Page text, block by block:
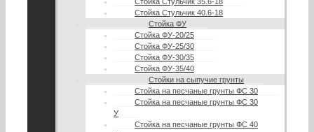
Стойка Стульчик 40.6-18
Стойка ФУ
Стойка ФУ-20/25
Стойка ФУ-25/30
Стойка ФУ-30/35
Стойка ФУ-35/40
Стойки на сыпучие грунты
Стойка на песчаные грунты ФС 30
Стойка на песчаные грунты ФС 30
У
Стойка на песчаные грунты ФС 40